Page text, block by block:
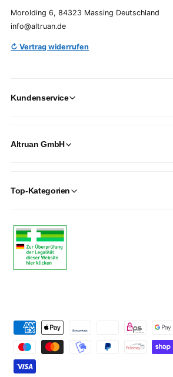
Morolding 6, 84323 Massing Deutschland
info@altruan.de
↻ Vertrag widerrufen
Kundenservice
Altruan GmbH
Top-Kategorien
m